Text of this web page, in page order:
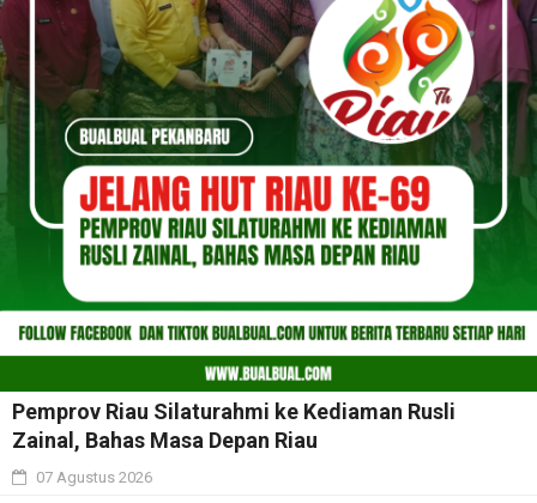
Pemprov Riau Silaturahmi ke Kediaman Rusli
Zainal, Bahas Masa Depan Riau
07 Agustus 2026